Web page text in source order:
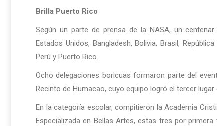
Brilla Puerto Rico
Según un parte de prensa de la NASA, un
Estados Unidos, Bangladesh, Bolivia, Brasil,
Perú y Puerto Rico.
Ocho delegaciones boricuas formaron parte del
Recinto de Humacao, cuyo equipo logró el tercer lugar
En la categoría escolar, compitieron la Academia
Especializada en Bellas Artes, estas tres por